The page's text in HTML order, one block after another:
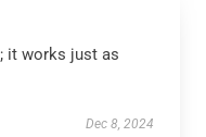
it works just as
Dec 8, 2024